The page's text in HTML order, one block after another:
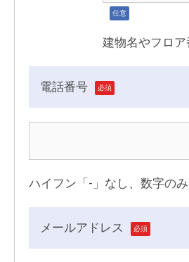
任意
建物名やフロ
電話番号 必須
ハイフン「-」なし、数字の
メールアドレス 必須